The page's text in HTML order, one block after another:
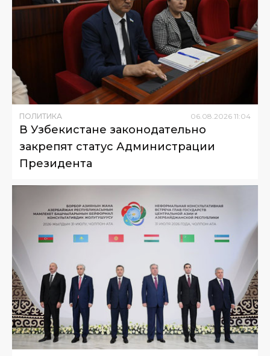
ПОЛИТИКА 06 08 2026 11:04
В Узбекистане законодательно
закрепят статус Администрации
Президента